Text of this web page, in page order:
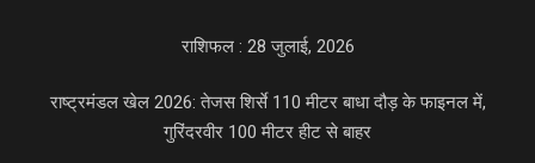
राशिफल : 28 जुलाई, 2026
राष्ट्रमंडल खेल 2026: तेजस शिर्से 110 मीटर बाधा दौड़ के फाइनल में,
गुरिंदरवीर 100 मीटर हीट से बाहर